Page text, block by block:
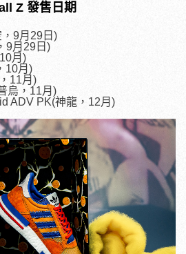
Z 發售日期
9月29日)
9月29日)
月)
10月)
11月)
烏，11月)
ADV PK(神龍，12月)